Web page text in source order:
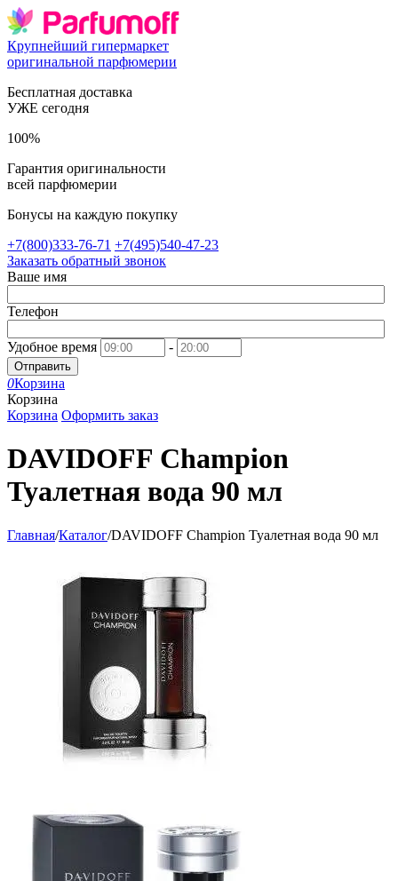
Крупнейший гипермаркет
оригинальной парфюмерии
Бесплатная доставка
УЖЕ сегодня
100%
Гарантия оригинальности
всей парфюмерии
Бонусы на каждую покупку
+7(800)333-76-71 +7(495)540-47-23
Заказать обратный звонок
Ваше имя
Телефон
Удобное время -
Отправить
0Корзина
Корзина
Корзина Оформить заказ
DAVIDOFF Champion
Туалетная вода 90 мл
Главная/Каталог/DAVIDOFF Champion Туалетная вода 90 мл